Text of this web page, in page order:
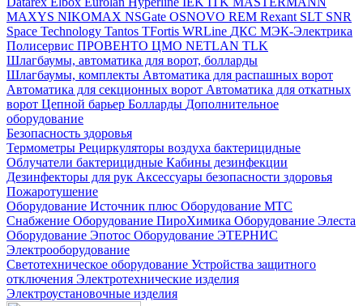
MAXYS NIKOMAX NSGate OSNOVO REM Rexant SLT SNR
Space Technology Tantos TFortis WRLine ДКС МЭК-Электрика
Полисервис ПРОВЕНТО ЦМО NETLAN TLK
Шлагбаумы, автоматика для ворот, болларды
Шлагбаумы, комплекты Автоматика для распашных ворот
Автоматика для секционных ворот Автоматика для откатных
ворот Цепной барьер Болларды Дополнительное
оборудование
Безопасность здоровья
Термометры Рециркуляторы воздуха бактерицидные
Облучатели бактерицидные Кабины дезинфекции
Дезинфекторы для рук Аксессуары безопасности здоровья
Пожаротушение
Оборудование Источник плюс Оборудование МТС
Снабжение Оборудование ПироХимика Оборудование Элеста
Оборудование Эпотос Оборудование ЭТЕРНИС
Электрооборудование
Светотехническое оборудование Устройства защитного
отключения Электротехнические изделия
Электроустановочные изделия